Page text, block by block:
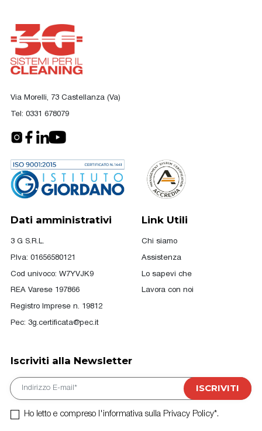
Via Morelli, 73 Castellanza (Va)
Tel: 0331 678079
Dati amministrativi
3 G S.R.L.
P.Iva: 01656580121
Cod univoco: W7YVJK9
REA Varese 197866
Registro Imprese n. 19812
Pec: 3g.certificata@pec.it
Link Utili
Chi siamo
Assistenza
Lo sapevi che
Lavora con noi
Iscriviti alla Newsletter
E-mail
ISCRIVITI
Ho letto e compreso l'informativa sulla Privacy Policy*.